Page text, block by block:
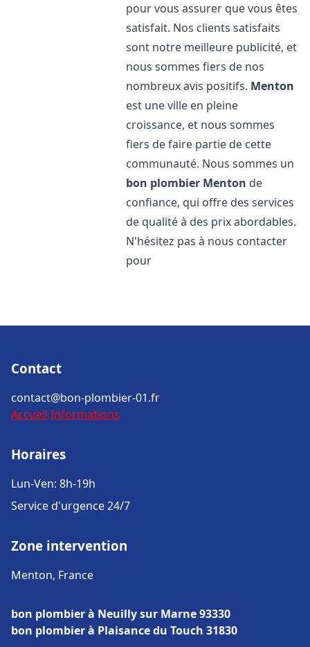
pour vous assurer que vous êtes
satisfait. Nos clients satisfaits
sont notre meilleure publicité, et
nous sommes fiers de nos
nombreux avis positifs. Menton
est une ville en pleine
croissance, et nous sommes
fiers de faire partie de cette
communauté. Nous sommes un
bon plombier Menton de
confiance, qui offre des services
de qualité à des prix abordables.
N'hésitez pas à nous contacter
pour
Contact
contact@bon-plombier-01.fr
Accueil Informations
Horaires
Lun-Ven: 8h-19h
Service d'urgence 24/7
Zone intervention
Menton, France
bon plombier à Neuilly sur Marne 93330
bon plombier à Plaisance du Touch 31830